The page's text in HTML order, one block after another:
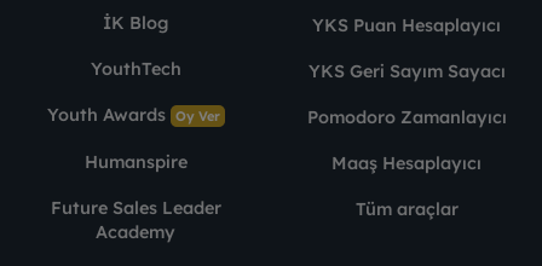
İK Blog
YouthTech
Youth Awards Oy Ver
Humanspire
Future Sales Leader
Academy
YKS Puan Hesaplayıcı
YKS Geri Sayım Sayacı
Pomodoro Zamanlayıcı
Maaş Hesaplayıcı
Tüm araçlar